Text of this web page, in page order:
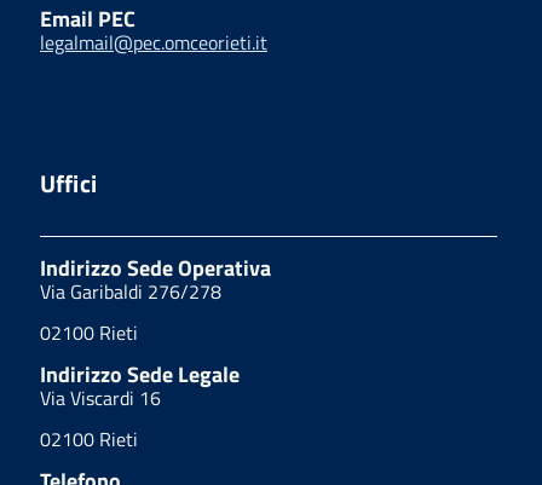
Email PEC
legalmail@pec.omceorieti.it
Uffici
Indirizzo Sede Operativa
Via Garibaldi 276/278
02100 Rieti
Indirizzo Sede Legale
Via Viscardi 16
02100 Rieti